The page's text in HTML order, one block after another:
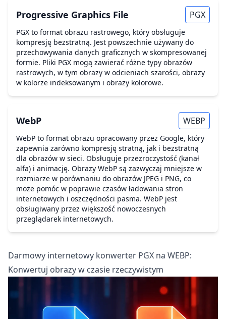
Progressive Graphics File PGX
PGX to format obrazu rastrowego, który obsługuje
kompresję bezstratną. Jest powszechnie używany do
przechowywania danych graficznych w skompresowanej
formie. Pliki PGX mogą zawierać różne typy obrazów
rastrowych, w tym obrazy w odcieniach szarości, obrazy
w kolorze indeksowanym i obrazy kolorowe.
WebP WEBP
WebP to format obrazu opracowany przez Google, który
zapewnia zarówno kompresję stratną, jak i bezstratną
dla obrazów w sieci. Obsługuje przezroczystość (kanał
alfa) i animację. Obrazy WebP są zazwyczaj mniejsze w
rozmiarze w porównaniu do obrazów JPEG i PNG, co
może pomóc w poprawie czasów ładowania stron
internetowych i oszczędności pasma. WebP jest
obsługiwany przez większość nowoczesnych
przeglądarek internetowych.
Darmowy internetowy konwerter PGX na WEBP:
Konwertuj obrazy w czasie rzeczywistym